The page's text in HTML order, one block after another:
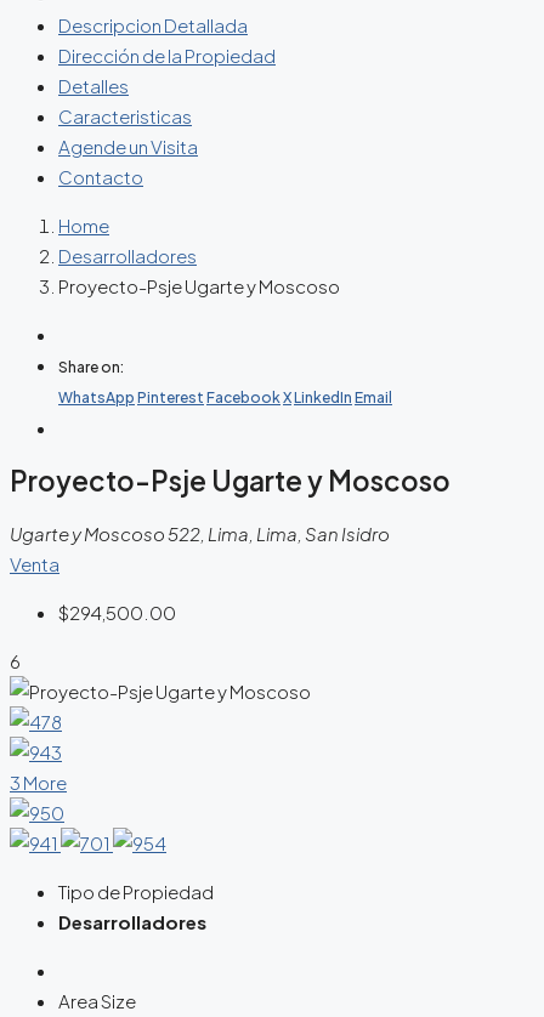
Descripcion Detallada
Dirección de la Propiedad
Detalles
Caracteristicas
Agende un Visita
Contacto
Home
Desarrolladores
Proyecto-Psje Ugarte y Moscoso
Share on:
WhatsApp Pinterest FacebookXLinkedIn Email
Proyecto-Psje Ugarte y Moscoso
Ugarte y Moscoso 522, Lima, Lima, San Isidro
Venta
$294,500.00
6
3 More
Tipo de Propiedad
Desarrolladores
Area Size